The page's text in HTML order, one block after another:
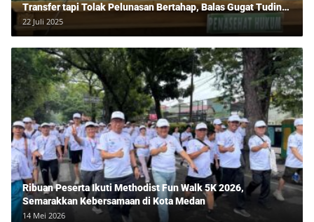
Transfer tapi Tolak Pelunasan Bertahap, Balas Gugat Tuding
Lawan Tipu Rp850 Juta
22 Juli 2025
Ribuan Peserta Ikuti Methodist Fun Walk 5K 2026,
Semarakkan Kebersamaan di Kota Medan
14 Mei 2026